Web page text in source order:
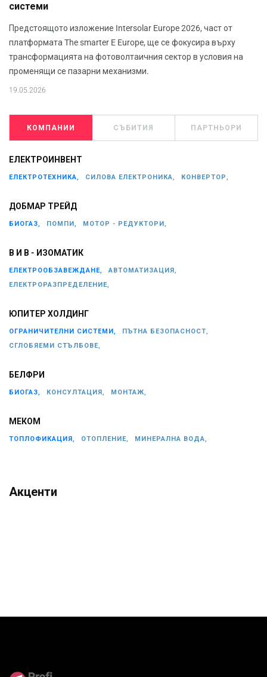
системи
Предстоящото изложение Intersolar Europe 2026, част от
платформата The smarter E Europe, ще се фокусира върху
трансформацията на фотоволтаичния сектор в условия на
променящи се пазарни механизми.
19.05.2026
КОМПАНИИ СЪБИТИЯ ПАРТНЬОРИ
ЕЛЕКТРОИНВЕНТ
ЕЛЕКТРОТЕХНИКА, СИЛОВА ЕЛЕКТРОНИКА, КОНВЕРТОР,
ДОБМАР ТРЕЙД
БИОГАЗ, ПОМПИ, МОТОР - РЕДУКТОРИ,
В И В - ИЗОМАТИК
ЕЛЕКТРООБЗАВЕЖДАНЕ,
АВТОМАТИЗАЦИЯ,
ЕЛЕКТРОРАЗПРЕДЕЛЕНИЕ,
ЮПИТЕР ХОЛДИНГ
ОГРАНИЧИТЕЛНИ СИСТЕМИ,
ПЪТНА БЕЗОПАСНОСТ,
СГЛОБЯЕМИ СТЪЛБОВЕ,
БЕЛФРИ
БИОГАЗ, КОНСУЛТАЦИЯ, МОНТАЖ,
МЕКОМ
ТОПЛОФИКАЦИЯ, ОТОПЛЕНИЕ, МИНЕРАЛНА ВОДА,
Акценти